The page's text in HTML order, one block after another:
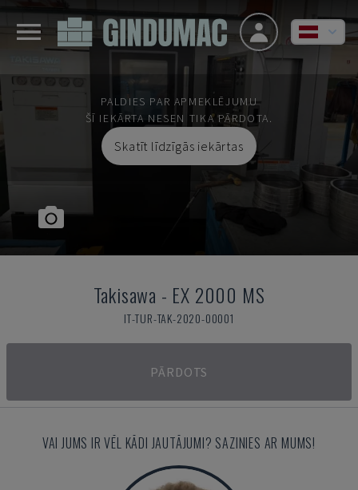
PALDIES PAR APMEKLĒJUMU
ŠĪ IEKĀRTA NESEN TIKA PĀRDOTA.
Skatīt līdzīgās iekārtas
Takisawa - EX 2000 MS
IT-TUR-TAK-2020-00001
PĀRDOTS
VAI JUMS IR VĒL KĀDI JAUTĀJUMI? SAZINIES AR MUMS!